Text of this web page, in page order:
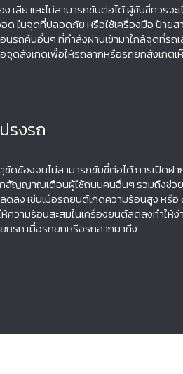
เสีย และไม่สามารถขับต่อได้ ผู้ขับขี่ควร
อด ในจุดที่ปลอดภัย หรือใช้เครื่องมือ ป้ายส
รถคันอื่นๆ ที่กำลังผ่านเข้ามาใกล้จุดที่รถ
สังเกดเพื่อให้รถลากหรือรถยกสังเกตเ
รงรถ
ดข้องจนไม่สามารถขับขี่ต่อได้ การเปิดฝา
สัญญาณเตือนผู้ใช้ถนนคนอื่นๆ รวมถึงช่ว
ดลง เช่นเมื่อรถยนต์เกิดความร้อนสูง หรือ
ห้ความร้อนสะสมในเครื่องยนต์ลดลงทำให้
กรถ เมื่อรถยกหรือรถลากมาถึง